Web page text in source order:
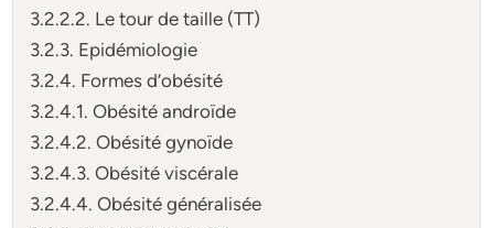
3.2.2.2. Le tour de taille (TT)
3.2.3. Epidémiologie
3.2.4. Formes d’obésité
3.2.4.1. Obésité androïde
3.2.4.2. Obésité gynoïde
3.2.4.3. Obésité viscérale
3.2.4.4. Obésité généralisée